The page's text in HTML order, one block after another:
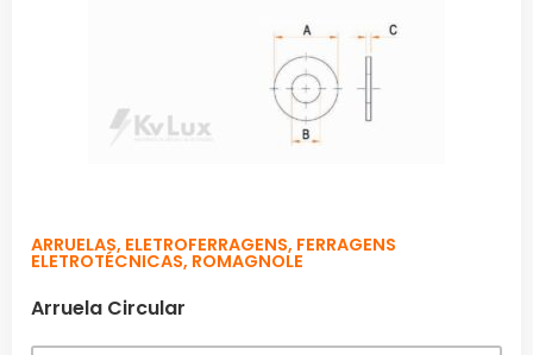
ARRUELAS, ELETROFERRAGENS, FERRAGENS
ELETROTÉCNICAS, ROMAGNOLE
Arruela Circular